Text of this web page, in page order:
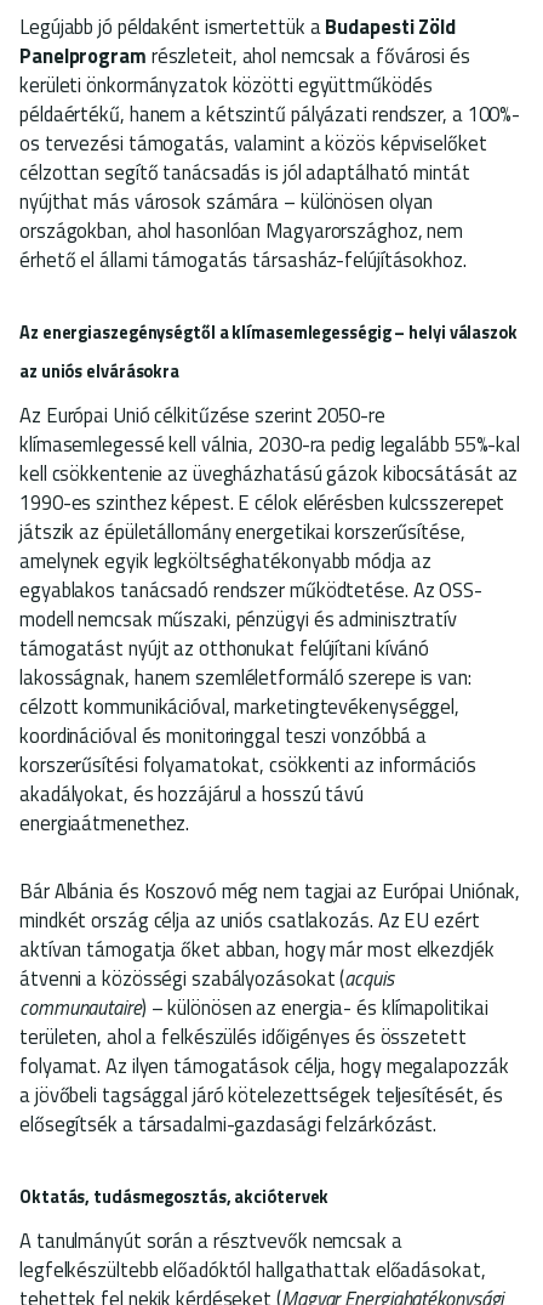
Legújabb jó példaként ismertettük aBudapesti Zöld
Panelprogram részleteit, ahol nemcsak a fővárosi és
kerületi önkormányzatok közötti együttműködés
példaértékű, hanem a kétszintű pályázati rendszer, a 100%-
os tervezési támogatás, valamint a közös képviselőket
célzottan segítő tanácsadás is jól adaptálható mintát
nyújthat más városok számára – különösen olyan
országokban, ahol hasonlóan Magyarországhoz, nem
érhető el állami támogatás társasház-felújításokhoz.
Az energiaszegénységtől a klímasemlegességig – helyi válaszok
az uniós elvárásokra
Az Európai Unió célkitűzése szerint 2050-re
klímasemlegessé kell válnia, 2030-ra pedig legalább 55%-kal
kell csökkentenie az üvegházhatású gázok kibocsátását az
1990-es szinthez képest. E célok elérésben kulcsszerepet
játszik az épületállomány energetikai korszerűsítése,
amelynek egyik legköltséghatékonyabb módja az
egyablakos tanácsadó rendszer működtetése. Az OSS-
modell nemcsak műszaki, pénzügyi és adminisztratív
támogatást nyújt az otthonukat felújítani kívánó
lakosságnak, hanem szemléletformáló szerepe is van:
célzott kommunikációval, marketingtevékenységgel,
koordinációval és monitoringgal teszi vonzóbbá a
korszerűsítési folyamatokat, csökkenti az információs
akadályokat, és hozzájárul a hosszú távú
energiaátmenethez.
Bár Albánia és Koszovó még nem tagjai az Európai Uniónak,
mindkét ország célja az uniós csatlakozás. Az EU ezért
aktívan támogatja őket abban, hogy már most elkezdjék
átvenni a közösségi szabályozásokat (acquis
communautaire) – különösen az energia- és klímapolitikai
területen, ahol a felkészülés időigényes és összetett
folyamat. Az ilyen támogatások célja, hogy megalapozzák
a jövőbeli tagsággal járó kötelezettségek teljesítését, és
elősegítsék a társadalmi-gazdasági felzárkózást.
Oktatás, tudásmegosztás, akciótervek
A tanulmányút során a résztvevők nemcsak a
legfelkészültebb előadóktól hallgathattak előadásokat,
tehettek fel nekik kérdéseket (Magyar Energiahatékonysági